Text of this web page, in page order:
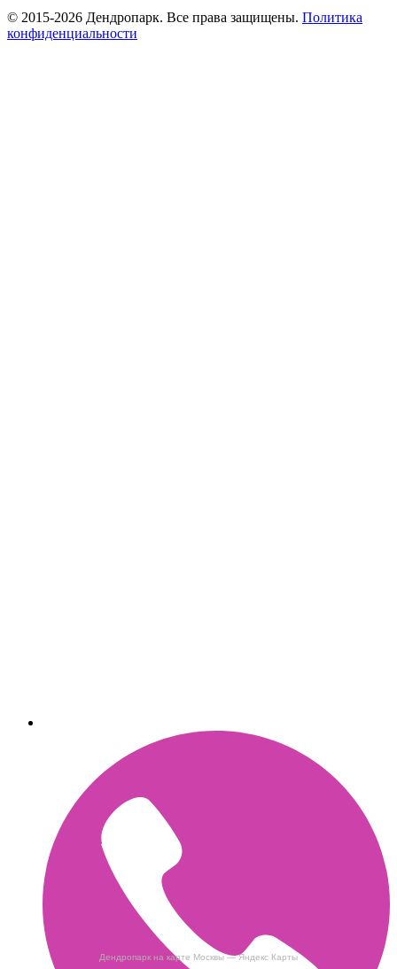
Дендропарк на карте Москвы — Яндекс Карты
© 2015-2026 Дендропарк. Все права защищены. Политика
конфиденциальности